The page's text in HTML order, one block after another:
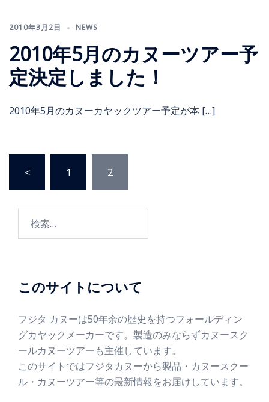
2010年3月2日 NEWS
2010年5月のカヌーツアー予
定決定しました！
2010年5月のカヌーカヤックツアー予定が本 […]
< 1 2
このサイトについて
フジタ カヌーは50年余の歴史を持つフォールディン
グカヤックメーカーです。製造のみならずカヌースク
ールカヌーツアーも主催しています。
このサイトではフジタカヌーから製品・カヌースクー
ル・カヌーツアー等の最新情報をお届けしています。